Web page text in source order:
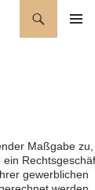
Maßgabe zu,
gewerblichen